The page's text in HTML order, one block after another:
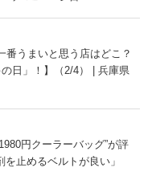
うまいと思う店はどこ？
日」！】（2/4） | 兵庫県
円クーラーバッグ”が評
止めるベルトが良い」